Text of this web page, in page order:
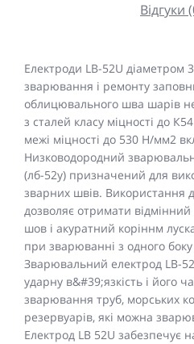
Відгуки
Електроди LВ-52U діаметром
зварювання і ремонту
облицювального шва шарів
з сталей класу міцності до
межі міцності до 530 Н/мм2
Низководородний
(лб-52у) призначений для
зварних швів. Використання
дозволяє отримати
шов і акуратний коріннм
при зварюванні з одного
Зварювальний електрод LB-
ударну в&#39;язкість і його
зварювання труб, морських
резервуарів, які можна
Електрод LB 52U забезпечує